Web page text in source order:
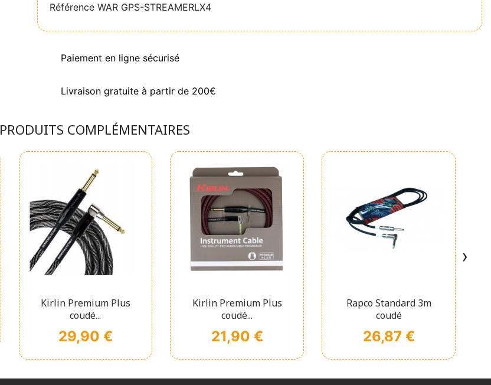
Référence WAR GPS-STREAMERLX4
Paiement en ligne sécurisé
Livraison gratuite à partir de 200€
PRODUITS COMPLÉMENTAIRES
Kirlin Premium Plus
coudé...
Prix
29,90 €
Kirlin Premium Plus
coudé...
Prix
21,90 €
Rapco Standard 3m
coudé
Prix
26,87 €
›